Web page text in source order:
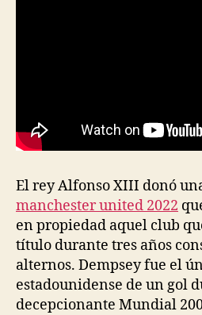
El rey Alfonso XIII donó
manchester united 2022
en propiedad aquel club
título durante tres años
alternos. Dempsey fue el
estadounidense de un gol
decepcionante Mundial